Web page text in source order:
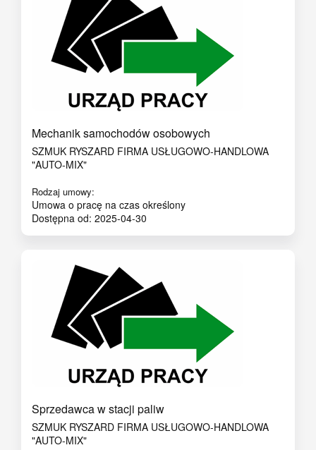
Mechanik samochodów osobowych
SZMUK RYSZARD FIRMA USŁUGOWO-HANDLOWA
"AUTO-MIX"
Rodzaj umowy:
Umowa o pracę na czas określony
Dostępna od: 2025-04-30
Sprzedawca w stacji paliw
SZMUK RYSZARD FIRMA USŁUGOWO-HANDLOWA
"AUTO-MIX"